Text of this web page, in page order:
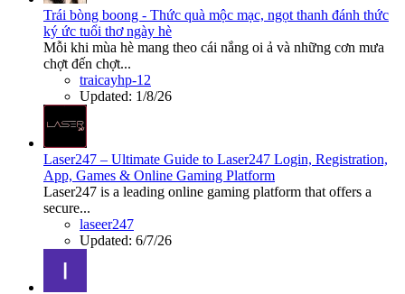
Trái bòng boong - Thức quà mộc mạc, ngọt thanh đánh thức
ký ức tuổi thơ ngày hè
Mỗi khi mùa hè mang theo cái nắng oi ả và những cơn mưa
chợt đến chợt...
traicayhp-12
Updated: 1/8/26
Laser247 – Ultimate Guide to Laser247 Login, Registration,
App, Games & Online Gaming Platform
Laser247 is a leading online gaming platform that offers a
secure...
laseer247
Updated: 6/7/26